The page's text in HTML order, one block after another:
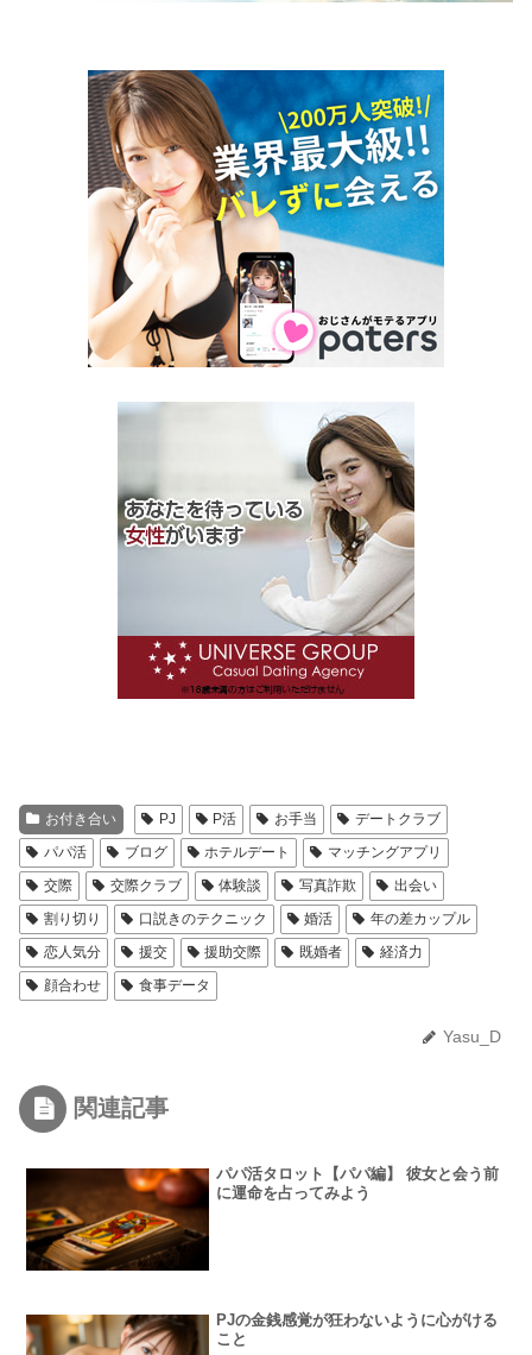
お付き合い PJ P活 お手当
デートクラブ
パパ活
ブログ ホテルデート
マッチングアプリ
交際
交際クラブ 体験談 写真詐欺
出会い
割り切り
口説きのテクニック 婚活
年の差カップル
恋人気分
援交 援助交際 既婚者
経済力
顔合わせ
食事データ
Yasu_D
関連記事
パパ活タロット【パパ編】 彼女と会う前
に運命を占ってみよう
PJの金銭感覚が狂わないように心がける
こと